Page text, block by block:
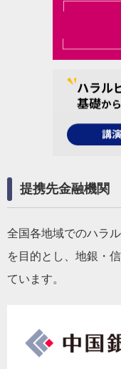
提携先金融機関
全国各地域でのハラ
を目的とし、地銀・
ています。